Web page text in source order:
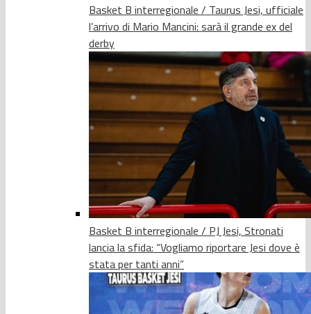
Basket B interregionale / Taurus Jesi, ufficiale
l’arrivo di Mario Mancini: sarà il grande ex del
derby
Basket B interregionale / PJ Jesi, Stronati
lancia la sfida: “Vogliamo riportare Jesi dove è
stata per tanti anni”